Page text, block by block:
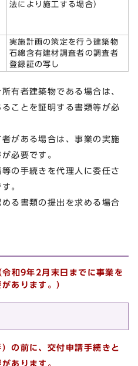
法により施工する場合）
実施計画の策定を行う建築物
石綿含有建材調査者の調査者
登録証の写し
者建築物である場合は、
ことを証明する書類等が必
ある場合は、事業の実施
必要です。
手続きを代理人に委任さ
。
書類の提出を求める場合
令和9年2月末日までに事業を
あります。）
の前に、 交付申請手続きと
あります。